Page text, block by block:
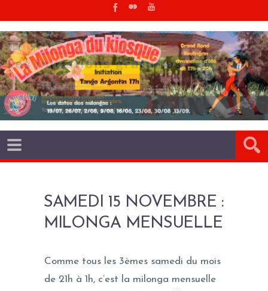
SAMEDI 15 NOVEMBRE :
MILONGA MENSUELLE
Comme tous les 3èmes samedi du mois
de 21h à 1h, c’est la milonga mensuelle